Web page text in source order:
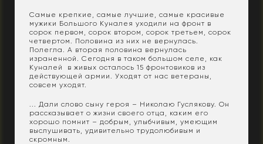
Самые крепкие, самые лучшие, самые красивые
мужики Большого Куналея уходили на фронт в
сорок первом, сорок втором, сорок третьем, сорок
четвертом. Половина из них не вернулась.
Полегла. А вторая половина вернулась
израненной. Сегодня в таком большом селе, как
Куналей в живых осталось 15 фронтовиков из
действующей армии. Уходят от нас ветераны,
совсем уходят.
... Дали слово сыну героя – Николаю Гуслякову. Он
рассказывает о жизни своего отца, каким его
хорошо помнит – добрым, улыбчивым, умеющим
выслушивать, удивительно трудолюбивым и
скромным.